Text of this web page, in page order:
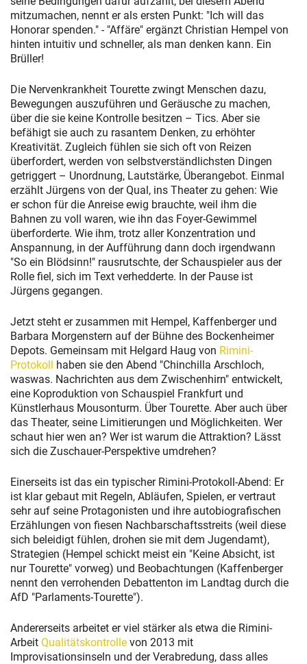
mitzumachen, nennt er als ersten Punkt: "Ich will das
Honorar spenden." - "Affäre" ergänzt Christian Hempel von
hinten intuitiv und schneller, als man denken kann. Ein
Brüller!
Die Nervenkrankheit Tourette zwingt Menschen dazu,
Bewegungen auszuführen und Geräusche zu machen,
über die sie keine Kontrolle besitzen – Tics. Aber sie
befähigt sie auch zu rasantem Denken, zu erhöhter
Kreativität. Zugleich fühlen sie sich oft von Reizen
überfordert, werden von selbstverständlichsten Dingen
getriggert – Unordnung, Lautstärke, Überangebot. Einmal
erzählt Jürgens von der Qual, ins Theater zu gehen: Wie
er schon für die Anreise ewig brauchte, weil ihm die
Bahnen zu voll waren, wie ihn das Foyer-Gewimmel
überforderte. Wie ihm, trotz aller Konzentration und
Anspannung, in der Aufführung dann doch irgendwann
"So ein Blödsinn!" rausrutschte, der Schauspieler aus der
Rolle fiel, sich im Text verhedderte. In der Pause ist
Jürgens gegangen.
Jetzt steht er zusammen mit Hempel, Kaffenberger und
Barbara Morgenstern auf der Bühne des Bockenheimer
Depots. Gemeinsam mit Helgard Haug von Rimini-
Protokoll haben sie den Abend "Chinchilla Arschloch,
waswas. Nachrichten aus dem Zwischenhirn" entwickelt,
eine Koproduktion von Schauspiel Frankfurt und
Künstlerhaus Mousonturm. Über Tourette. Aber auch über
das Theater, seine Limitierungen und Möglichkeiten. Wer
schaut hier wen an? Wer ist warum die Attraktion? Lässt
sich die Zuschauer-Perspektive umdrehen?
Einerseits ist das ein typischer Rimini-Protokoll-Abend: Er
ist klar gebaut mit Regeln, Abläufen, Spielen, er vertraut
sehr auf seine Protagonisten und ihre autobiografischen
Erzählungen von fiesen Nachbarschaftsstreits (weil diese
sich beleidigt fühlen, drohen sie mit dem Jugendamt),
Strategien (Hempel schickt meist ein "Keine Absicht, ist
nur Tourette" vorweg) und Beobachtungen (Kaffenberger
nennt den verrohenden Debattenton im Landtag durch die
AfD "Parlaments-Tourette").
Andererseits arbeitet er viel stärker als etwa die Rimini-
Arbeit Qualitätskontrolle von 2013 mit
Improvisationsinseln und der Verabredung, dass alles